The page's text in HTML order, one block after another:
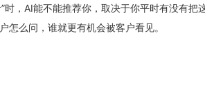
，AI能不能推荐你，取决于你平时有没有把
怎么问，谁就更有机会被客户看见。